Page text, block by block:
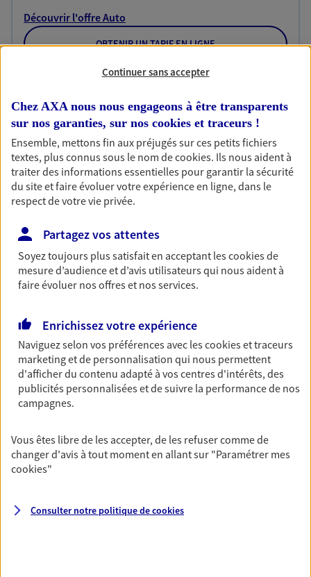
Découvrir l'offre Auto
OBTENIR UN TARIF EN LIGNE
Habitation
Votre logement est unique, comme vous. Le
contrat Ma Maison assure votre sérénité en
protégeant ce qui vous tient à coeur.
Découvrir l'offre Habitation
OBTENIR UN TARIF EN LIGNE
Garantie Accidents de la Vie
Bricoleuse, féru de jardinage, pâtissier en herbe
ou grande lectrice… personne n'est à l'abri d'un
Accident, protégez votre qualité de vie et vos
revenus.
Découvrir l'offre Garantie Accidents de la Vie
OBTENIR UN TARIF EN LIGNE
Multirisque Entreprise
Gagnez en simplicité et en sérénité avec votre
assurance multirisque entreprise. Un contrat
équipements et stocks… sans oublier votre
responsabilité civile.
Continuer sans accepter
Chez AXA nous nous engageons à être transparents
sur nos garanties, sur nos cookies et traceurs !
Ensemble, mettons fin aux préjugés sur ces petits fichiers
textes, plus connus sous le nom decookies. Ils nous aident à
traiter des informations essentielles pour garantir la sécurité
du site et faire évoluer votre expérience en ligne, dans le
respect de votre vie privée.
Partagez vos attentes
Soyez toujours plus satisfait en acceptant lescookiesde
mesure d’audience et d’avis utilisateurs qui nous aident à
faire évoluer nos offres et nos services.
Enrichissez votre expérience
Naviguez selon vos préférences avec lescookies et traceurs
marketing et de personnalisation qui nous permettent
d'afficher du contenu adapté à vos centres d'intérêts, des
publicités personnalisées et de suivre la performance de nos
campagnes.
Vous êtes libre de les accepter, de les refuser comme de
changer d'avis à tout moment en allant sur "Paramétrer mes
cookies"
Consulter notre politique decookies